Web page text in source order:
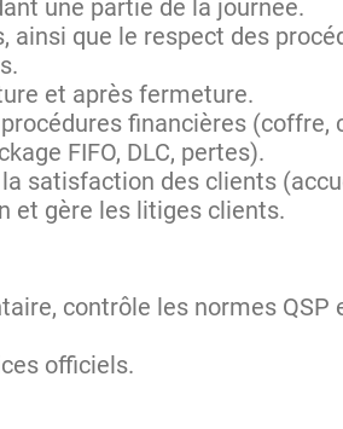
une partie de la journée.
ainsi que le respect des
et après fermeture.
financières (coffre,
FIFO, DLC, pertes).
satisfaction des clients
et gère les litiges clients.
contrôle les normes
officiels.